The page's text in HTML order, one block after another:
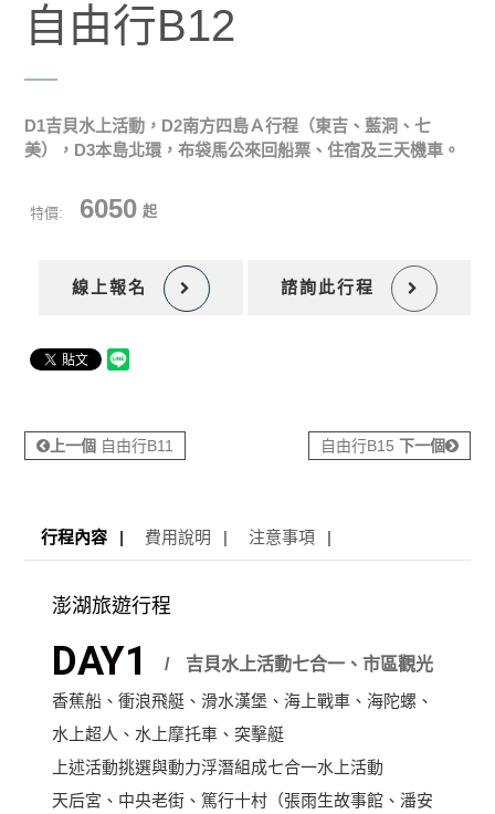
自由行B12
D1吉貝水上活動，D2南方四島Ａ行程（東吉、藍洞、七
美），D3本島北環，布袋馬公來回船票、住宿及三天機車。
特價: 6050 起
線上報名 諮詢此行程
上一個 自由行B11 自由行B15 下一個
行程內容 費用說明 注意事項
澎湖旅遊行程
DAY1
吉貝水上活動七合一、市區觀光
香蕉船、衝浪飛艇、滑水漢堡、海上戰車、海陀螺、
水上超人、水上摩托車、突擊艇
上述活動挑選與動力浮潛組成七合一水上活動
天后宮、中央老街、篤行十村（張雨生故事館、潘安